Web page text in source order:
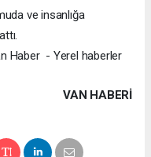
ve insanlığa
Haber - Yerel haberler
VAN HABERİ